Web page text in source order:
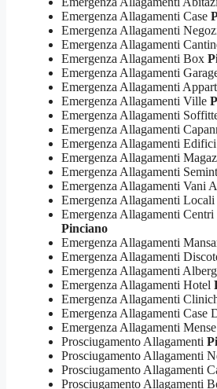
Emergenza Allagamenti Case
Emergenza Allagamenti
Emergenza Allagamenti
Emergenza Allagamenti Box
Emergenza Allagamenti
Emergenza Allagamenti
Emergenza Allagamenti Ville
Emergenza Allagamenti
Emergenza Allagamenti
Emergenza Allagamenti Edifici
Emergenza Allagamenti
Emergenza Allagamenti
Emergenza Allagamenti Vani
Emergenza Allagamenti Locali
Emergenza Allagamenti
Pinciano
Emergenza Allagamenti
Emergenza Allagamenti
Emergenza Allagamenti
Emergenza Allagamenti Hotel
Emergenza Allagamenti
Emergenza Allagamenti Case
Emergenza Allagamenti Mense
Prosciugamento Allagamenti
Prosciugamento Allagamenti
Prosciugamento Allagamenti
Prosciugamento Allagamenti